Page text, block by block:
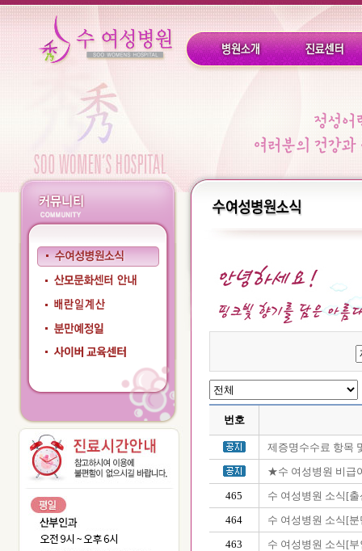
번호
제증명수수료 항목
★수 여성병원 비급
465
수 여성병원 소식[
464
수 여성병원 소식[분
463
수 여성병원 소식[